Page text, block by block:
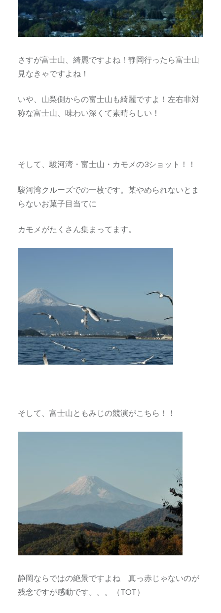
さすが富士山、綺麗ですよね！静岡行ったら富士山
見なきゃですよね！
いや、山梨側からの富士山も綺麗ですよ！左右非対
称な富士山、味わい深くて素晴らしい！
そして、駿河湾・富士山・カモメの3ショット！！
駿河湾クルーズでの一枚です。某やめられないとま
らないお菓子目当てに
カモメがたくさん集まってます。
そして、富士山ともみじの競演がこちら！！
静岡ならではの絶景ですよね 真っ赤じゃないのが
残念ですが感動です。。。（TOT）